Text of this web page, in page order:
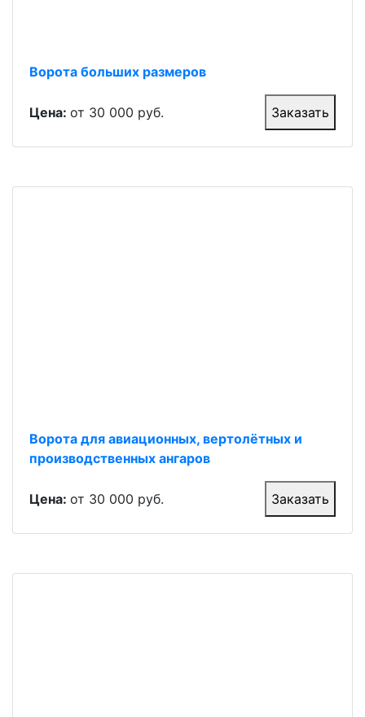
Ворота больших размеров
Цена: от 30 000 руб. Заказать
Ворота для авиационных, вертолётных и
производственных ангаров
Цена: от 30 000 руб. Заказать